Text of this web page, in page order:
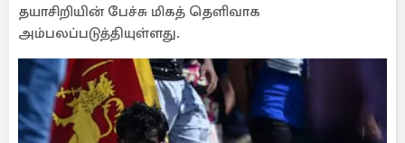
தயாசிறியின் பேச்சு மிகத் தெளிவாக
அம்பலப்படுத்தியுள்ளது.